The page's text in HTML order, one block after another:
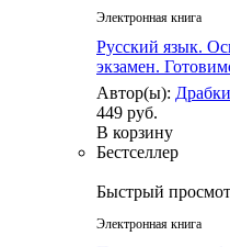
Электронная книга
Русский язык.
экзамен.
Автор(ы):
449 руб.
В корзину
Бестселлер
Быстрый
Электронная книга